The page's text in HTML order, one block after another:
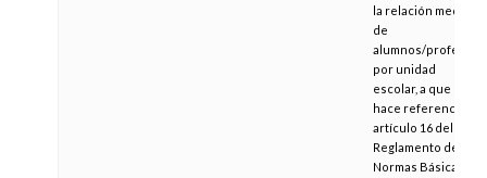
la relación media
de
alumnos/profesor
por unidad
escolar, a que
hace referencia el
artículo 16 del
Reglamento de
Normas Básicas